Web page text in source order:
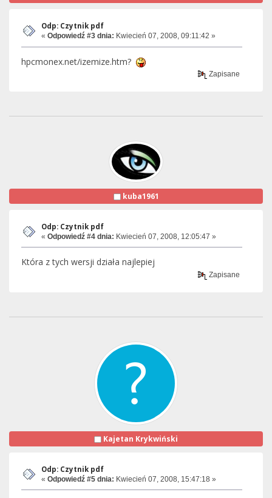
Odp: Czytnik pdf
« Odpowiedź #3 dnia: Kwiecień 07, 2008, 09:11:42 »
hpcmonex.net/izemize.htm?
Zapisane
kuba1961
Odp: Czytnik pdf
« Odpowiedź #4 dnia: Kwiecień 07, 2008, 12:05:47 »
Która z tych wersji działa najlepiej
Zapisane
Kajetan Krykwiński
Odp: Czytnik pdf
« Odpowiedź #5 dnia: Kwiecień 07, 2008, 15:47:18 »